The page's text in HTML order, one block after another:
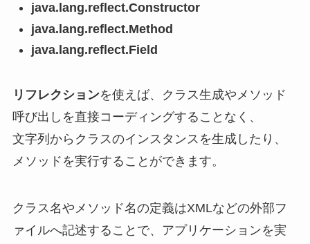
java.lang.reflect.Constructor
java.lang.reflect.Method
java.lang.reflect.Field
リフレクションを使えば、クラス生成やメソッド
呼び出しを直接コーディングすることなく、
文字列からクラスのインスタンスを生成したり、
メソッドを実行することができます。
クラス名やメソッド名の定義はXMLなどの外部フ
ァイルへ記述することで、アプリケーションを実